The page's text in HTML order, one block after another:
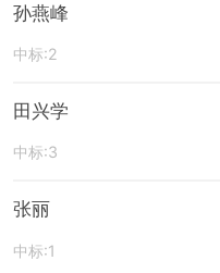
孙燕峰
中标:2
田兴学
中标:3
张丽
中标:1